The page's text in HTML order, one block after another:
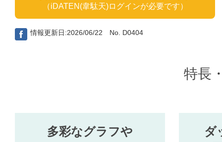
（iDATEN(韋駄天)ログインが必要です）
情報更新日:2026/06/22 No. D0404
特長
多彩なグラフや
ダ